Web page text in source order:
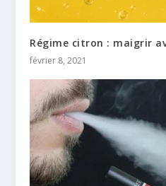
Régime citron : maigrir
février 8, 2021